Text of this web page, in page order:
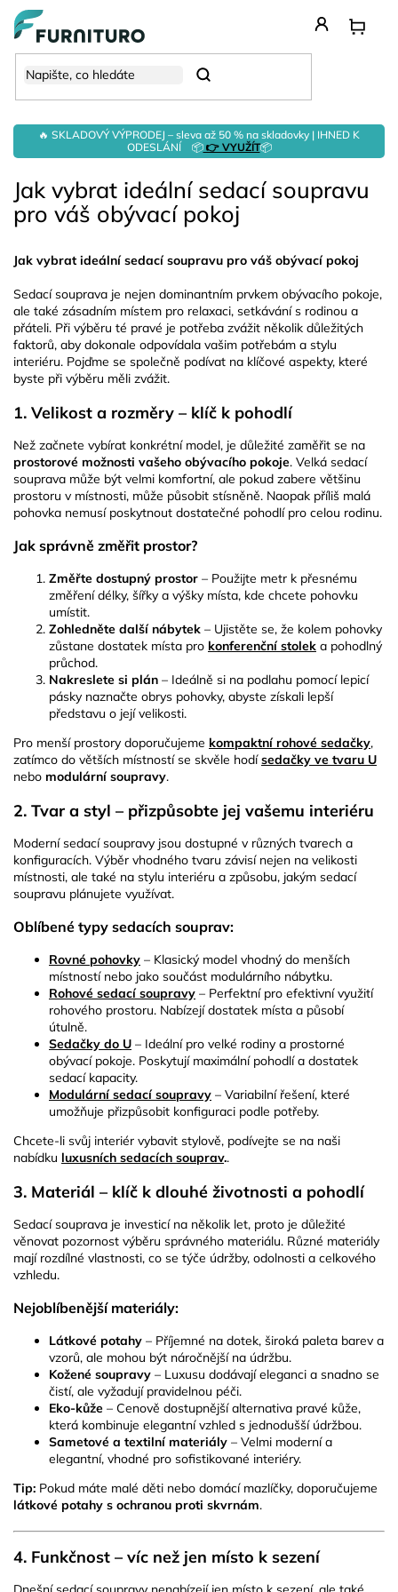
Přejít
obsah
🔥 SKLADOVÝ VÝPRODEJ – sleva až 50 % na skladovky | IHNED K
ODESLÁNÍ 📦👉 VYUŽÍT📦
Hledat
Jak vybrat ideální sedací soupravu
pro váš obývací pokoj
Jak vybrat ideální sedací soupravu pro váš obývací pokoj
Sedací souprava je nejen dominantním prvkem obývacího pokoje,
ale také zásadním místem pro relaxaci, setkávání s rodinou a
přáteli. Při výběru té pravé je potřeba zvážit několik důležitých
faktorů, aby dokonale odpovídala vašim potřebám a stylu
interiéru. Pojďme se společně podívat na klíčové aspekty, které
byste při výběru měli zvážit.
1. Velikost a rozměry – klíč k pohodlí
Než začnete vybírat konkrétní model, je důležité zaměřit se na
prostorové možnosti vašeho obývacího pokoje. Velká sedací
souprava může být velmi komfortní, ale pokud zabere většinu
prostoru v místnosti, může působit stísněně. Naopak příliš malá
pohovka nemusí poskytnout dostatečné pohodlí pro celou rodinu.
Jak správně změřit prostor?
Změřte dostupný prostor – Použijte metr k přesnému
změření délky, šířky a výšky místa, kde chcete pohovku
umístit.
Zohledněte další nábytek – Ujistěte se, že kolem pohovky
zůstane dostatek místa pro konferenční stolek a pohodlný
průchod.
Nakreslete si plán – Ideálně si na podlahu pomocí lepicí
pásky naznačte obrys pohovky, abyste získali lepší
představu o její velikosti.
Pro menší prostory doporučujeme kompaktní rohové sedačky,
zatímco do větších místností se skvěle hodísedačky ve tvaru U
nebo modulární soupravy.
2. Tvar a styl – přizpůsobte jej vašemu interiéru
Moderní sedací soupravy jsou dostupné v různých tvarech a
konfiguracích. Výběr vhodného tvaru závisí nejen na velikosti
místnosti, ale také na stylu interiéru a způsobu, jakým sedací
soupravu plánujete využívat.
Oblíbené typy sedacích souprav:
Rovné pohovky – Klasický model vhodný do menších
místností nebo jako součást modulárního nábytku.
Rohové sedací soupravy – Perfektní pro efektivní využití
rohového prostoru. Nabízejí dostatek místa a působí
útulně.
Sedačky do U – Ideální pro velké rodiny a prostorné
obývací pokoje. Poskytují maximální pohodlí a dostatek
sedací kapacity.
Modulární sedací soupravy – Variabilní řešení, které
umožňuje přizpůsobit konfiguraci podle potřeby.
Chcete-li svůj interiér vybavit stylově, podívejte se na naši
nabídku luxusních sedacích souprav..
3. Materiál – klíč k dlouhé životnosti a pohodlí
Sedací souprava je investicí na několik let, proto je důležité
věnovat pozornost výběru správného materiálu. Různé materiály
mají rozdílné vlastnosti, co se týče údržby, odolnosti a celkového
vzhledu.
Nejoblíbenější materiály:
Látkové potahy – Příjemné na dotek, široká paleta barev a
vzorů, ale mohou být náročnější na údržbu.
Kožené soupravy – Luxusu dodávají eleganci a snadno se
čistí, ale vyžadují pravidelnou péči.
Eko-kůže – Cenově dostupnější alternativa pravé kůže,
která kombinuje elegantní vzhled s jednodušší údržbou.
Sametové a textilní materiály – Velmi moderní a
elegantní, vhodné pro sofistikované interiéry.
Tip: Pokud máte malé děti nebo domácí mazlíčky, doporučujeme
látkové potahy s ochranou proti skvrnám.
4. Funkčnost – víc než jen místo k sezení